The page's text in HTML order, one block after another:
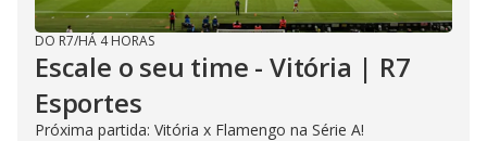
DO R7/HÁ 4 HORAS
Escale o seu time - Vitória | R7
Esportes
Próxima partida: Vitória x Flamengo na Série A!